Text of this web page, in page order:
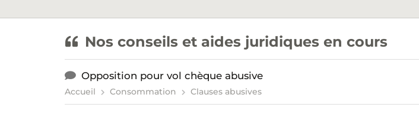
Nos conseils et aides juridiques en cours
Opposition pour vol chèque abusive
Accueil Consommation Clauses abusives